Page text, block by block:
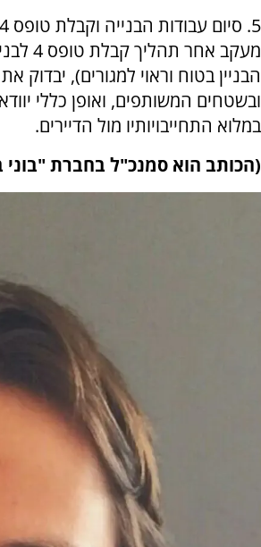
מעקב
הבניין בטוח וראוי למגורים), יבדוק
ובשטחים המשותפים, ואופן כללי
במלוא התחייבויותיו מול הדיירים.
(הכותב הוא סמנכ"ל בחברת "בוני